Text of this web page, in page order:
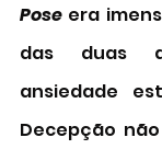
Pose era
das duas
ansiedade
Decepção